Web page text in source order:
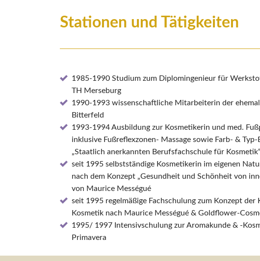
Stationen und Tätigkeiten
1985-1990 Studium zum Diplomingenieur für
TH Merseburg
1990-1993 wissenschaftliche Mitarbeiterin der
Bitterfeld
1993-1994 Ausbildung zur Kosmetikerin und med.
inklusive Fußreflexzonen- Massage sowie Farb- &
„Staatlich anerkannten Berufsfachschule für
seit 1995 selbstständige Kosmetikerin im eigenen
nach dem Konzept „Gesundheit und Schönheit von
von Maurice Mességué
seit 1995 regelmäßige Fachschulung zum Konzept
Kosmetik nach Maurice Mességué & Goldflower-
1995/ 1997 Intensivschulung zur Aromakunde & -
Primavera